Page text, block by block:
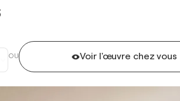
OU Voir l'œuvre chez vous